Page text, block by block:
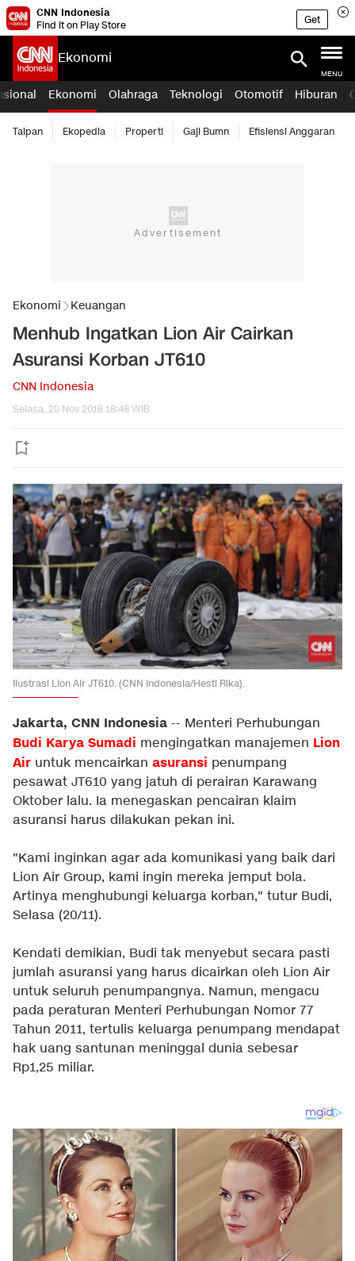
CNN Indonesia
Find it on Play Store
Get
Ekonomi
MENU
Ekonomi Olahraga Teknologi Otomotif Hiburan
Taipan Ekopedia Properti Gaji Bumn Efisiensi Anggaran
Ekonomi Keuangan
Menhub Ingatkan Lion Air Cairkan
Asuransi Korban JT610
CNN Indonesia
Selasa, 20 Nov 2018 18:48 WIB
Ilustrasi Lion Air JT610. (CNN Indonesia/Hesti Rika).
Jakarta, CNN Indonesia -- Menteri Perhubungan
Budi Karya Sumadi mengingatkan manajemen Lion
Air untuk mencairkan asuransi penumpang
pesawat JT610 yang jatuh di perairan Karawang
Oktober lalu. Ia menegaskan pencairan klaim
asuransi harus dilakukan pekan ini.
"Kami inginkan agar ada komunikasi yang baik dari
Lion Air Group, kami ingin mereka jemput bola.
Artinya menghubungi keluarga korban," tutur Budi,
Selasa (20/11).
Kendati demikian, Budi tak menyebut secara pasti
jumlah asuransi yang harus dicairkan oleh Lion Air
untuk seluruh penumpangnya. Namun, mengacu
pada peraturan Menteri Perhubungan Nomor 77
Tahun 2011, tertulis keluarga penumpang mendapat
hak uang santunan meninggal dunia sebesar
Rp1,25 miliar.